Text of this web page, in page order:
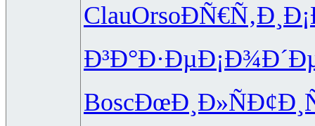
ClauOrsoÐÑ€Ñ‚Ð¸
Ð³Ð°Ð·Ðµ
BoscÐœÐ¸Ð»Ñ